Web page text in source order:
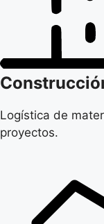
Logística de
proyectos.